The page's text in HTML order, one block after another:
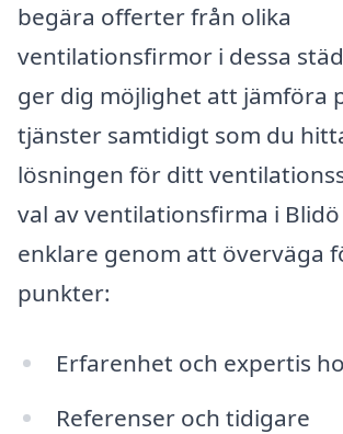
begära offerter från olika
ventilationsfirmor i dessa
ger dig möjlighet att jämföra
tjänster samtidigt som du
lösningen för ditt
val av ventilationsfirma i
enklare genom att överväga
punkter:
Erfarenhet och expertis
Referenser och tidigare